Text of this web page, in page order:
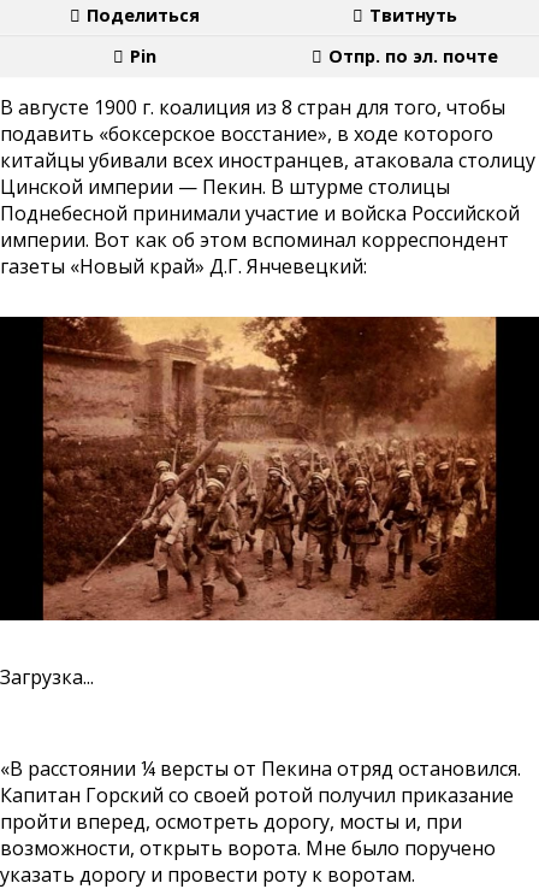
Поделиться
Твитнуть
Pin
Отпр. по эл. почте
В августе 1900 г. коалиция из 8 стран для того, чтобы
подавить «боксерское восстание», в ходе которого
китайцы убивали всех иностранцев, атаковала столицу
Цинской империи — Пекин. В штурме столицы
Поднебесной принимали участие и войска Российской
империи. Вот как об этом вспоминал корреспондент
газеты «Новый край» Д.Г. Янчевецкий:
Загрузка...
«В расстоянии ¼ версты от Пекина отряд остановился.
Капитан Горский со своей ротой получил приказание
пройти вперед, осмотреть дорогу, мосты и, при
возможности, открыть ворота. Мне было поручено
указать дорогу и провести роту к воротам.